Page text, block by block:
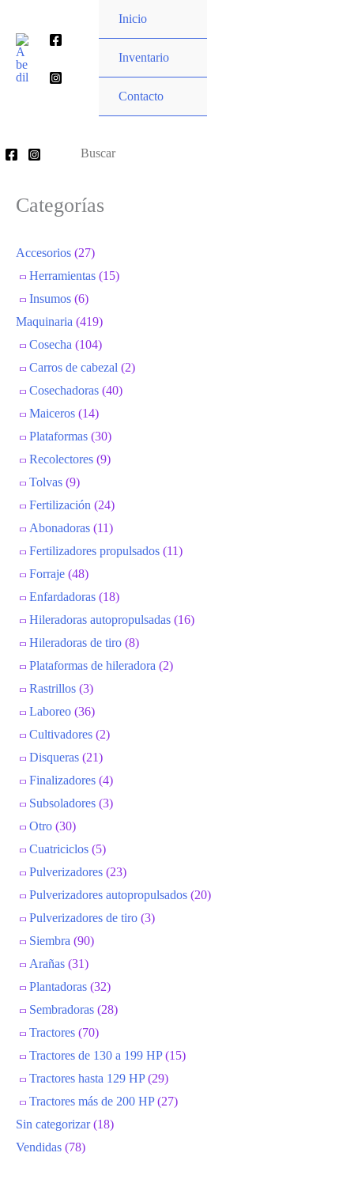
contenido
Inicio
Inventario
Contacto
por:
Categorías
Accesorios (27)
Herramientas (15)
Insumos (6)
Maquinaria (419)
Cosecha (104)
Carros de cabezal (2)
Cosechadoras (40)
Maiceros (14)
Plataformas (30)
Recolectores (9)
Tolvas (9)
Fertilización (24)
Abonadoras (11)
Fertilizadores propulsados (11)
Forraje (48)
Enfardadoras (18)
Hileradoras autopropulsadas (16)
Hileradoras de tiro (8)
Plataformas de hileradora (2)
Rastrillos (3)
Laboreo (36)
Cultivadores (2)
Disqueras (21)
Finalizadores (4)
Subsoladores (3)
Otro (30)
Cuatriciclos (5)
Pulverizadores (23)
Pulverizadores autopropulsados (20)
Pulverizadores de tiro (3)
Siembra (90)
Arañas (31)
Plantadoras (32)
Sembradoras (28)
Tractores (70)
Tractores de 130 a 199 HP (15)
Tractores hasta 129 HP (29)
Tractores más de 200 HP (27)
Sin categorizar (18)
Vendidas (78)